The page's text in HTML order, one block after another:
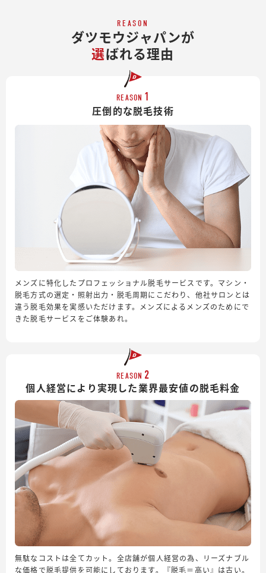
REASON
ダツモウジャパンが
選ばれる理由
REASON 1
圧倒的な脱毛技術
メンズに特化したプロフェッショナル脱毛サービスです。マシン・
脱毛方式の選定・照射出力・脱毛周期にこだわり、他社サロンとは
違う脱毛効果を実感いただけます。メンズによるメンズのためにで
きた脱毛サービスをご体験あれ。
REASON 2
個人経営により実現した業界最安値の脱毛料金
無駄なコストは全てカット。全店舗が個人経営の為、リーズナブル
な価格で脱毛提供を可能にしております。『脱毛＝高い』は古い。